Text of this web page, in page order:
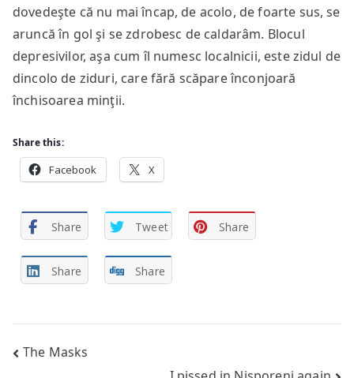
dovedeşte că nu mai încap, de acolo, de foarte sus, se
aruncă în gol şi se zdrobesc de caldarâm. Blocul
depresivilor, aşa cum îl numesc localnicii, este zidul de
dincolo de ziduri, care fără scăpare înconjoară
închisoarea minţii.
Share this:
Facebook X
Share Tweet Share
Share Share
Post
The Masks